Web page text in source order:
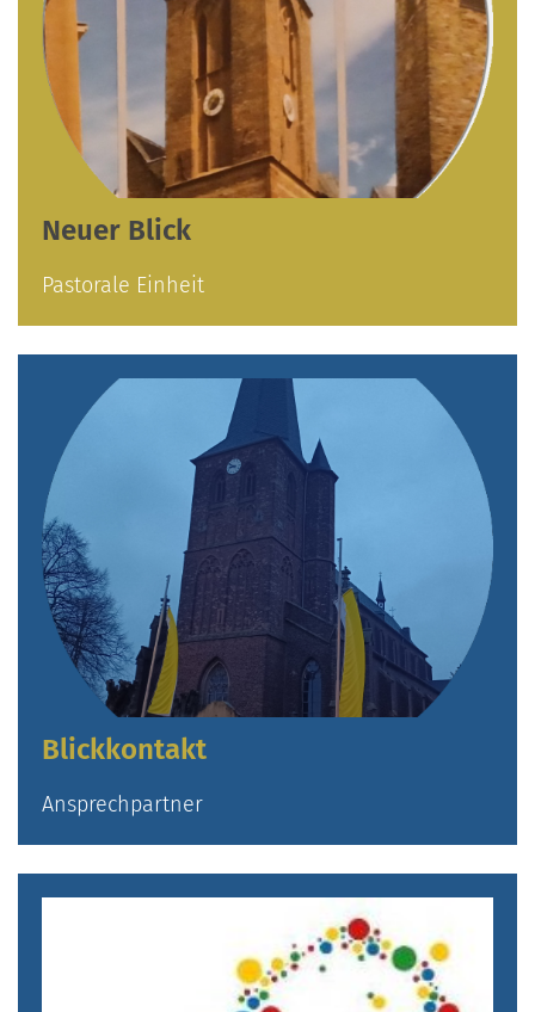
Neuer Blick
Pastorale Einheit
Blickkontakt
Ansprechpartner